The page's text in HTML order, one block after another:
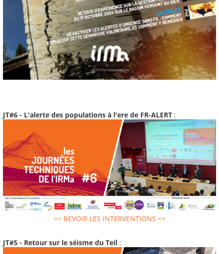
JT#6 - L'alerte des populations à l'ere de FR-ALERT :
>> REVOIR LES INTERVENTIONS <<
JT#5 - Retour sur le séisme du Teil :